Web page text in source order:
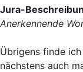
Jura-
Anerkennende
Übrigens finde
nächstens auch